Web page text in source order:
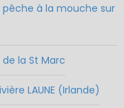
pêche à la mouche sur
la St Marc
LAUNE (Irlande)